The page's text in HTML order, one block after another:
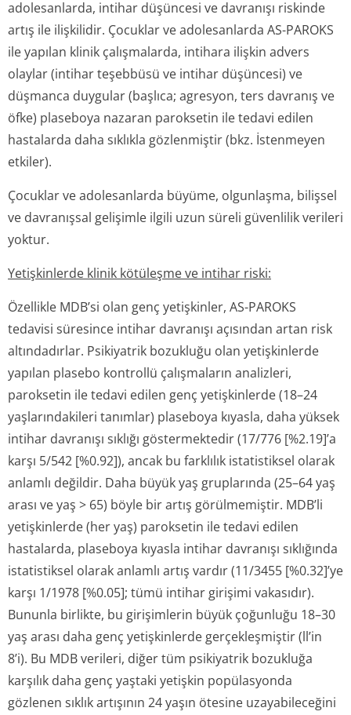
adolesanlarda, intihar düşüncesi ve davranışı riskinde
artış ile ilişkilidir. Çocuklar ve adolesanlarda AS-PAROKS
ile yapılan klinik çalışmalarda, intihara ilişkin advers
olaylar (intihar teşebbüsü ve intihar düşüncesi) ve
düşmanca duygular (başlıca; agresyon, ters davranış ve
öfke) plaseboya nazaran paroksetin ile tedavi edilen
hastalarda daha sıklıkla gözlenmiştir(bkz. İstenmeyen
etkiler).
Çocuklar ve adolesanlarda büyüme, olgunlaşma, bilişsel
ve davranışsal gelişimle ilgili uzun süreli güvenlilik verileri
yoktur.
Yetişkinlerde klinik kötüleşme ve intihar riski:
Özellikle MDB’si olan genç yetişkinler, AS-PAROKS
tedavisi süresince intihar davranışı açısından artan risk
altındadırlar. Psikiyatrik bozukluğu olan yetişkinlerde
yapılan plasebo kontrollü çalışmaların analizleri,
paroksetin ile tedavi edilen genç yetişkinlerde (18–24
yaşlarındakileri tanımlar) plaseboya kıyasla, daha yüksek
intihar davranışı sıklığı göstermektedir (17/776 [%2.19]’a
karşı 5/542 [%0.92]), ancak bu farklılık istatistiksel olarak
anlamlı değildir. Daha büyük yaş gruplarında (25–64 yaş
arası ve yaş > 65) böyle bir artış görülmemiştir. MDB’li
yetişkinlerde (her yaş) paroksetin ile tedavi edilen
hastalarda, plaseboya kıyasla intihar davranışı sıklığında
istatistiksel olarak anlamlı artış vardır (11/3455 [%0.32]’ye
karşı 1/1978 [%0.05]; tümü intihar girişimi vakasıdır).
Bununla birlikte, bu girişimlerin büyük çoğunluğu 18–30
yaş arası daha genç yetişkinlerde gerçekleşmiştir (ll’in
8’i). Bu MDB verileri, diğer tüm psikiyatrik bozukluğa
karşılık daha genç yaştaki yetişkin popülasyonda
gözlenen sıklık artışının 24 yaşın ötesine uzayabileceğini